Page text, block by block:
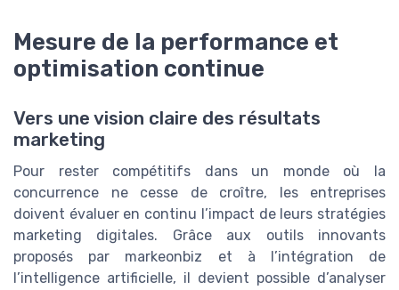
Mesure de la performance et
optimisation continue
Vers une vision claire des résultats
marketing
Pour rester compétitifs dans un monde où la
concurrence ne cesse de croître, les entreprises
doivent évaluer en continu l’impact de leurs stratégies
marketing digitales. Grâce aux outils innovants
proposés par markeonbiz et à l’intégration de
l’intelligence artificielle, il devient possible d’analyser